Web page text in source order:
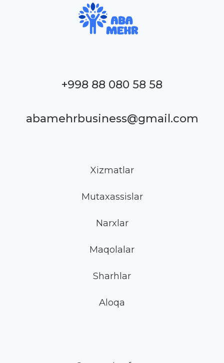
+998 88 080 58 58
abamehrbusiness@gmail.com
Xizmatlar
Mutaxassislar
Narxlar
Maqolalar
Sharhlar
Aloqa